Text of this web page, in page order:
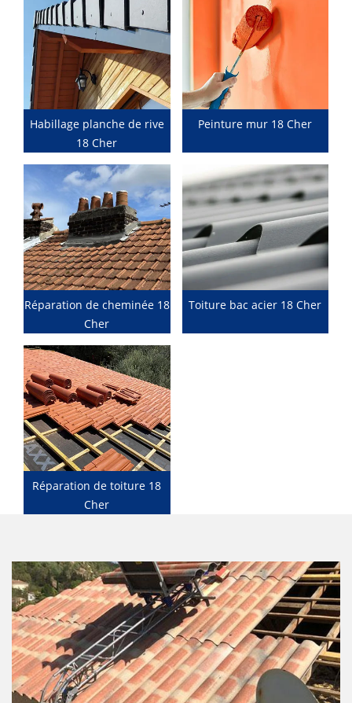
Habillage planche de rive
18 Cher
Peinture mur 18 Cher
Réparation de cheminée 18
Cher
Toiture bac acier 18 Cher
Réparation de toiture 18
Cher